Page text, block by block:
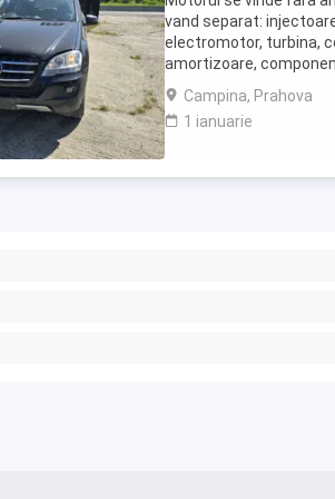
vand separat:
electromotor, turbina,
amortizoare,
calculatoare, etc.toate
Campina, Prahova
1 ianuarie